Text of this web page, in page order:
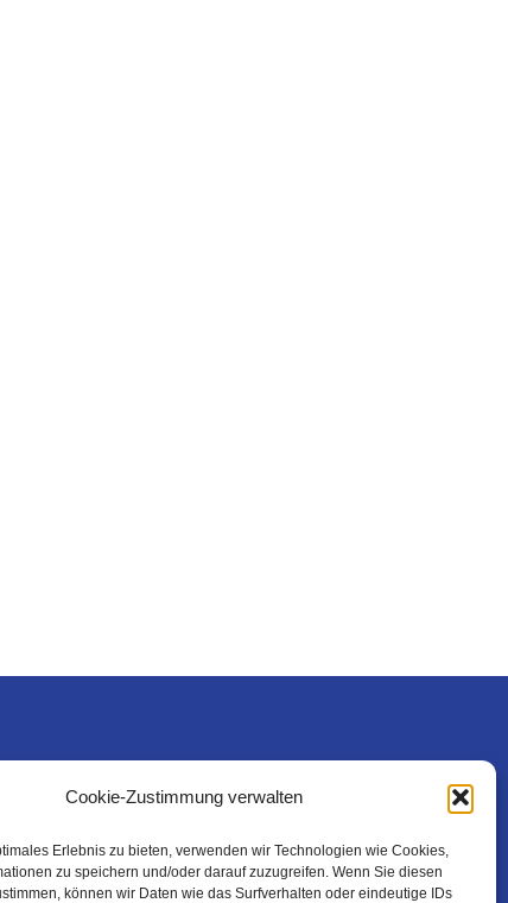
Cookie-Zustimmung verwalten
Erlebnis zu bieten, verwenden wir Technologien wie Cookies,
zu speichern und/oder darauf zuzugreifen. Wenn Sie diesen
können wir Daten wie das Surfverhalten oder eindeutige IDs
Rechtliches